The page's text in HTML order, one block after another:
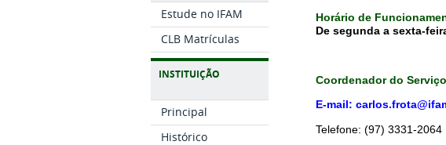
Estude no IFAM
CLB Matrículas
INSTITUIÇÃO
Principal
Histórico
Horário de
De segunda a sexta-
Coordenador do
E-mail:
Telefone: (97) 3331-2064